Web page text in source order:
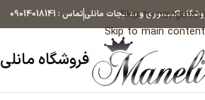
Skip to navigation
Skip to main content
اکسسوری و بدلیجات مانلیتماس : 09014018141
فروشگاه مانلی